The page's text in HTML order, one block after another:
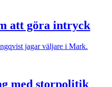
att göra intryck
jagar väljare i Mark.
med storpolitik